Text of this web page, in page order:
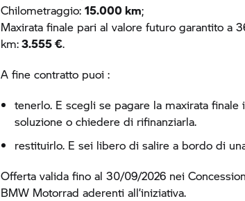
Chilometraggio: 15.000 km;
Maxirata finale pari al valore futuro garantito a
km:3.555 €.
A fine contratto puoi :
tenerlo. E scegli se pagare la maxirata finale
soluzione o chiedere di rifinanziarla.
restituirlo. E sei libero di salire a bordo di
Offerta valida fino al 30/09/2026 nei
BMW Motorrad aderenti all’iniziativa.